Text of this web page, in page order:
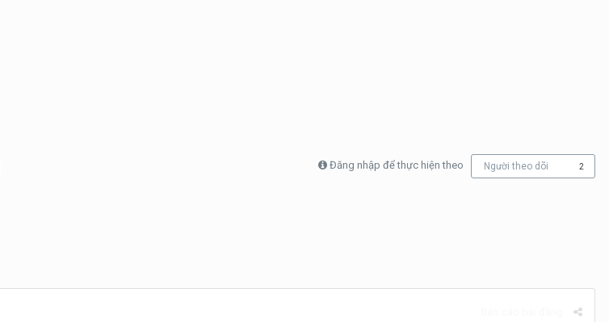
Đăng nhập để thực hiện theo Người theo dõi 2